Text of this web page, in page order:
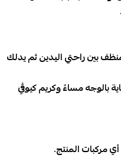
.
بين راحتي اليدين ثم يدلك
بالوجه مساءً وكريم كيوڤي
مركبات المنتج.